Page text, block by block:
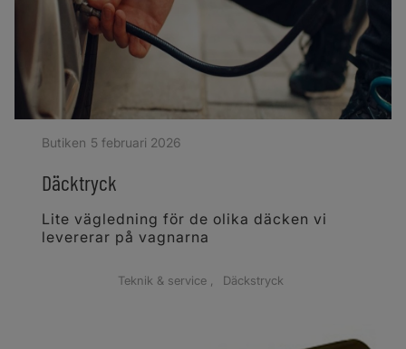
Butiken 5 februari 2026
Däcktryck
Lite vägledning för de olika däcken vi
levererar på vagnarna
Teknik & service Däckstryck